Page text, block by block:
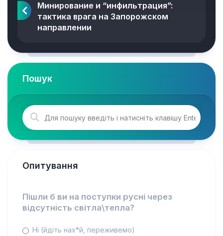
Минирование и “инфильтрация”:
тактика врага на Запорожском
направлении
Пошук
Опитування
Пішли б ви на поступки русні через
відсутність світла\тепла?
Ні (йдіть нах*й, переживемо)